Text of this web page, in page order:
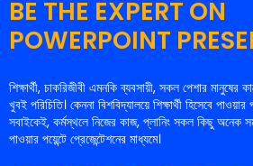
BE THE EXPERT ON
POWERPOINT
শিক্ষার্থী, চাকরিজীবী এমনকি ব্যবসায়ী, সকল পেশার মানুষের
খুবই পরিচিতি। কেননা বিশবিদ্যালয়ে শিক্ষার্থী হিসেবে পাওয়ার
সবাইকেই, কর্মস্থলে নিজের কাজ, প্লানিং সকল কিছু অনেক
পাওয়ার পয়েন্টে প্রেজেন্টেশনের মাধ্যমে।